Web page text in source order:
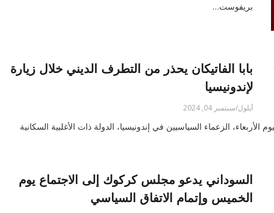
بريفوست…
بابا الفاتيكان يحذر من التطرف الديني خلال زيارة
لإندونيسيا
أيلول/سبتمبر 04, 2024
الزعماء السياسيين في إندونيسيا، الدولة ذات الأغلبية السكانية
السوداني يدعو مجلس كركوك إلى الاجتماع يوم
الخميس وإتمام الاتفاق السياسي